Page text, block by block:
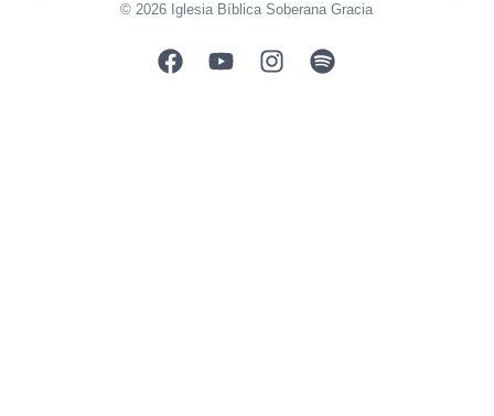
© 2026 Iglesia Bíblica Soberana Gracia